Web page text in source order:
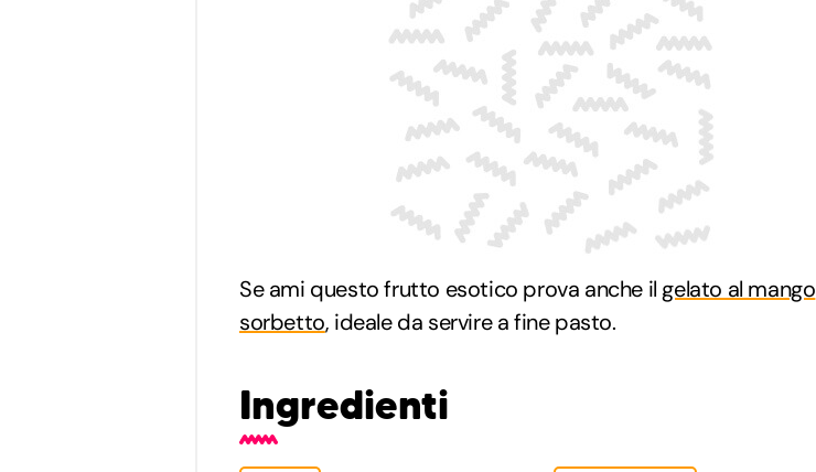
Se ami questo frutto esotico prova anche il gelato al mango
sorbetto, ideale da servire a fine pasto.
Ingredienti